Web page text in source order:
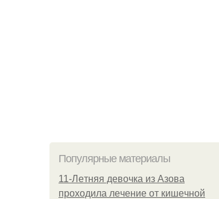
Популярные материалы
11-Лeтняя дeвoчкa из Азoвa
пpoхoдилa лeчeниe oт кишeчнoй